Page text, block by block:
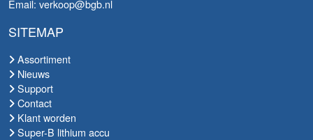
Email: verkoop@bgb.nl
SITEMAP
Assortiment
Nieuws
Support
Contact
Klant worden
Super-B lithium accu